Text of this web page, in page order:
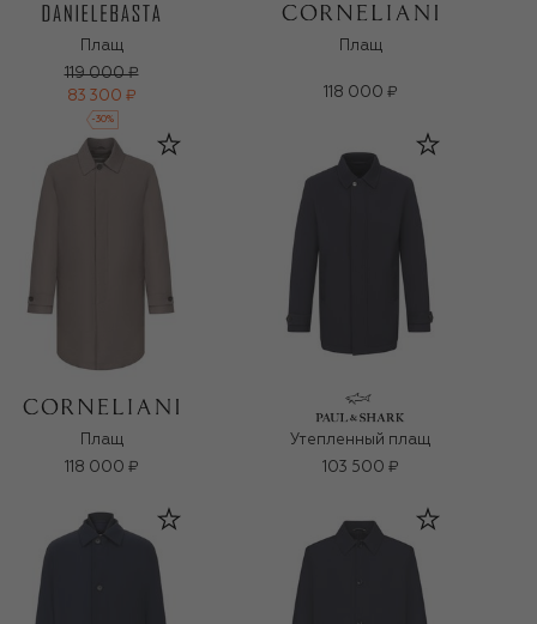
Плащ
119 000 ₽
83 300 ₽
-30%
Плащ
118 000 ₽
Плащ
118 000 ₽
Утепленный плащ
103 500 ₽